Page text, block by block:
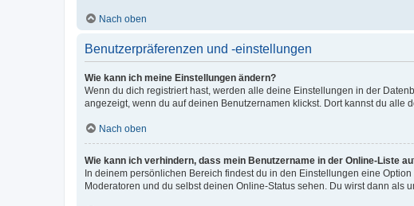
Nach oben
Benutzerpräferenzen und -einstellungen
Wie kann ich meine Einstellungen ändern?
Wenn du dich registriert hast, werden alle deine Einstellungen in der
angezeigt, wenn du auf deinen Benutzernamen klickst. Dort kannst du alle
Nach oben
Wie kann ich verhindern, dass mein Benutzername in der Online-Liste
In deinem persönlichen Bereich findest du in den Einstellungen eine
Moderatoren und du selbst deinen Online-Status sehen. Du wirst dann als